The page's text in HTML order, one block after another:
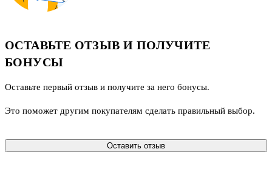
ОСТАВЬТЕ ОТЗЫВ И ПОЛУЧИТЕ
БОНУСЫ
Оставьте первый отзыв и получите за него бонусы.
Это поможет другим покупателям сделать правильный выбор.
Оставить отзыв